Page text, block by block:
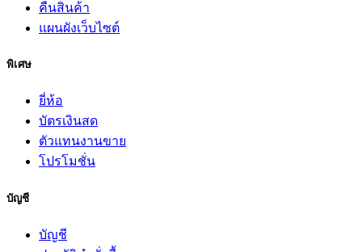
คืนสินค้า
แผนผังเว็บไซต์
พิเศษ
ยี่ห้อ
บัตรเงินสด
ตัวแทนงานขาย
โปรโมชั่น
บัญชี
บัญชี